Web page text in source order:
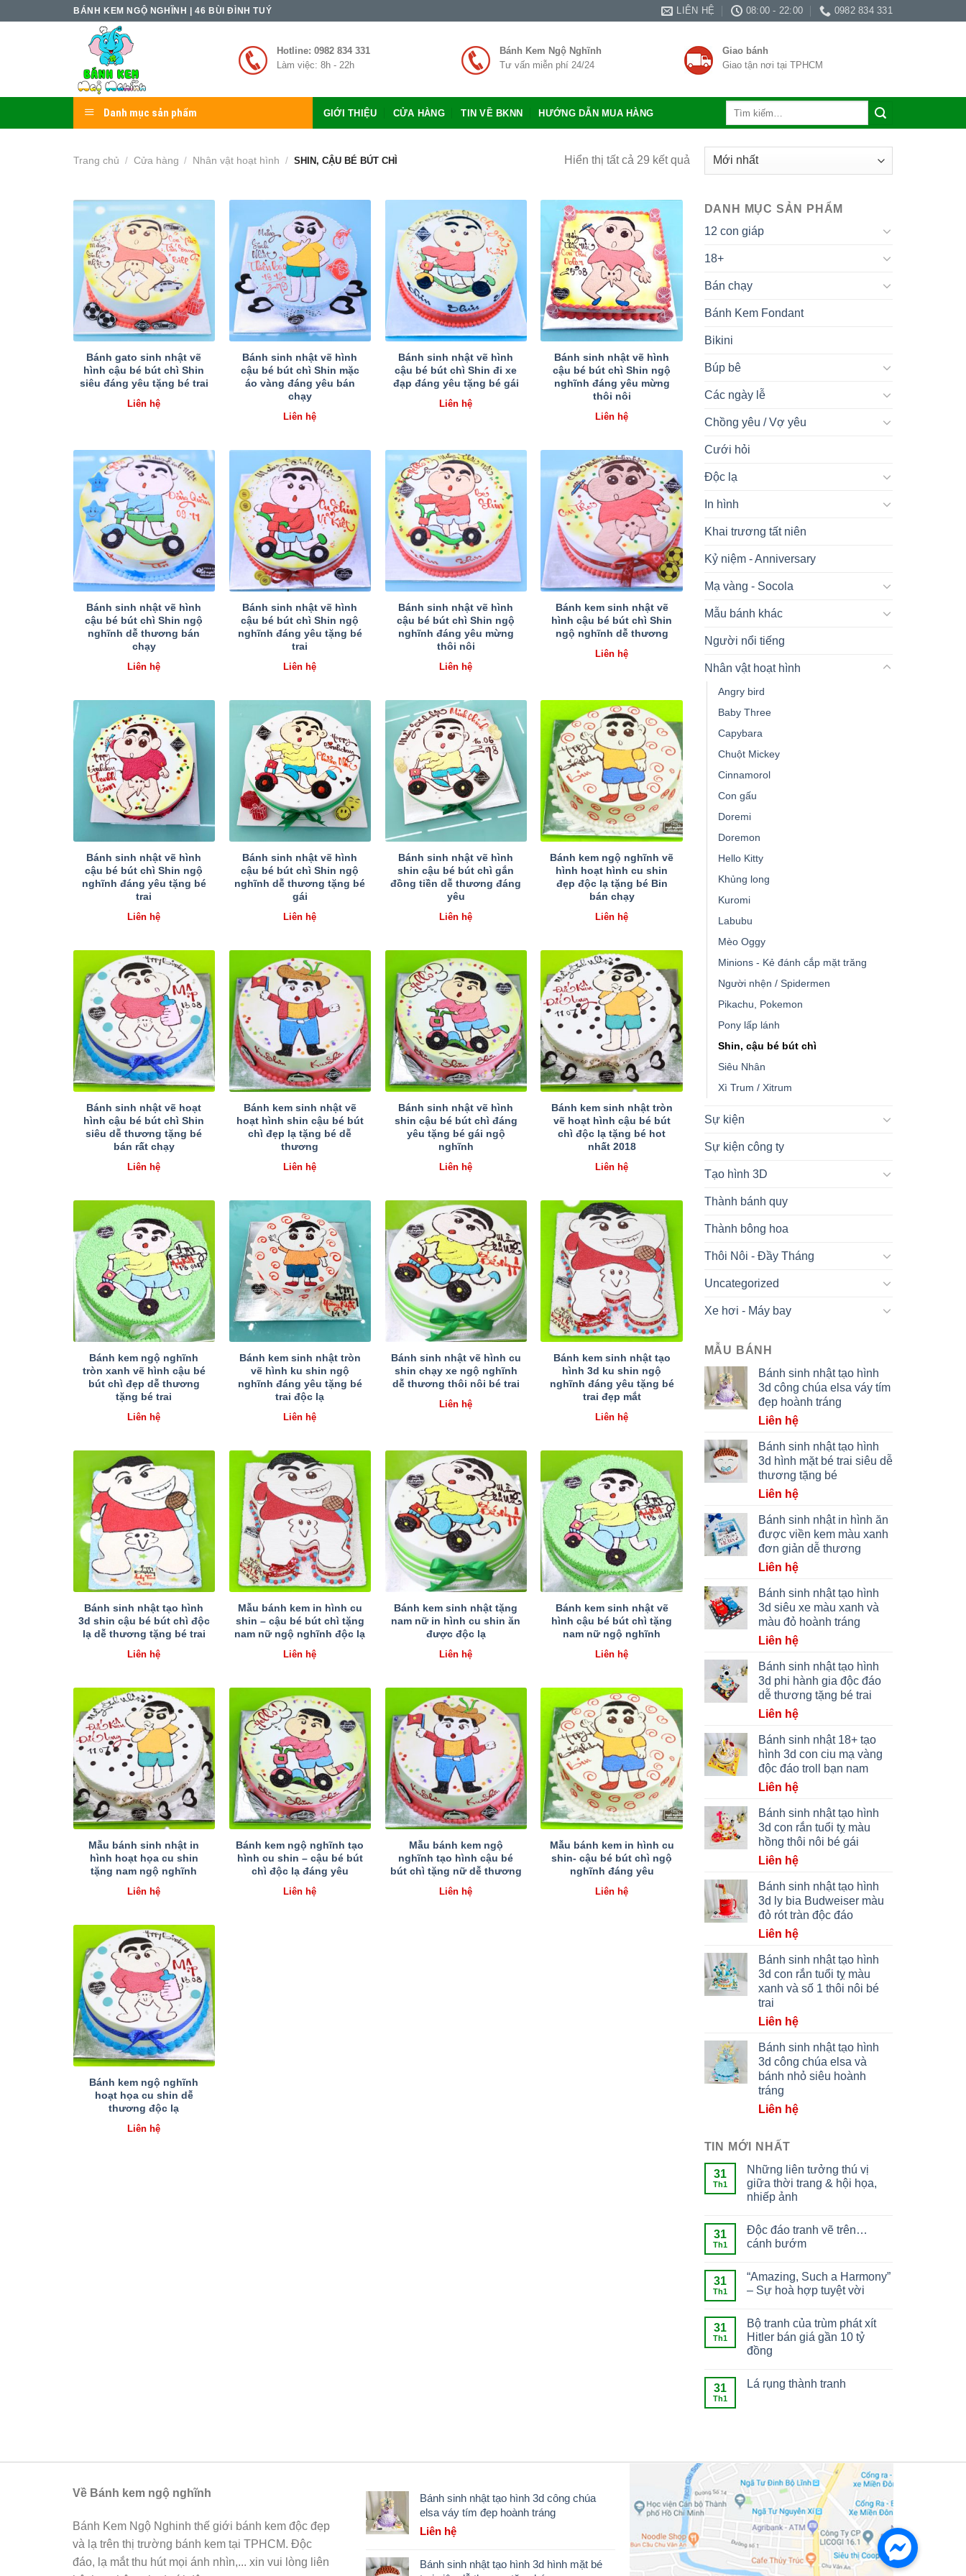
BÁNH KEM NGỘ NGHĨNH | 46 BÙI ĐÌNH TUÝ LIÊN HỆ 08:00 - 22:00 0982 834 331
Hotline: 0982 834 331
Làm việc: 8h - 22h
Bánh Kem Ngộ Nghĩnh
Tư vấn miễn phí 24/24
Giao bánh
Giao tận nơi tại TPHCM
Danh mục sản phẩm GIỚI THIỆU CỬA HÀNG TIN VỀ BKNN HƯỚNG DẪN MUA HÀNG
Trang chủ / Cửa hàng / Nhân vật hoạt hình / SHIN, CẬU BÉ BÚT CHÌ Hiển thị tất cả 29 kết quả
Bánh gato sinh nhật vẽ
hình cậu bé bút chì Shin
siêu đáng yêu tặng bé trai
Liên hệ
Bánh sinh nhật vẽ hình
cậu bé bút chì Shin mặc
áo vàng đáng yêu bán
chạy
Liên hệ
Bánh sinh nhật vẽ hình
cậu bé bút chì Shin đi xe
đạp đáng yêu tặng bé gái
Liên hệ
Bánh sinh nhật vẽ hình
cậu bé bút chì Shin ngộ
nghĩnh đáng yêu mừng
thôi nôi
Liên hệ
Bánh sinh nhật vẽ hình
cậu bé bút chì Shin ngộ
nghĩnh dễ thương bán
chạy
Liên hệ
Bánh sinh nhật vẽ hình
cậu bé bút chì Shin ngộ
nghĩnh đáng yêu tặng bé
trai
Liên hệ
Bánh sinh nhật vẽ hình
cậu bé bút chì Shin ngộ
nghĩnh đáng yêu mừng
thôi nôi
Liên hệ
Bánh kem sinh nhật vẽ
hình cậu bé bút chì Shin
ngộ nghĩnh dễ thương
Liên hệ
Bánh sinh nhật vẽ hình
cậu bé bút chì Shin ngộ
nghĩnh đáng yêu tặng bé
trai
Liên hệ
Bánh sinh nhật vẽ hình
cậu bé bút chì Shin ngộ
nghĩnh dễ thương tặng bé
gái
Liên hệ
Bánh sinh nhật vẽ hình
shin cậu bé bút chì gắn
đồng tiền dễ thương đáng
yêu
Liên hệ
Bánh kem ngộ nghĩnh vẽ
hình hoạt hình cu shin
đẹp độc lạ tặng bé Bin
bán chạy
Liên hệ
Bánh sinh nhật vẽ hoạt
hình cậu bé bút chì Shin
siêu dễ thương tặng bé
bán rất chạy
Liên hệ
Bánh kem sinh nhật vẽ
hoạt hình shin cậu bé bút
chì đẹp lạ tặng bé dễ
thương
Liên hệ
Bánh sinh nhật vẽ hình
shin cậu bé bút chì đáng
yêu tặng bé gái ngộ
nghĩnh
Liên hệ
Bánh kem sinh nhật tròn
vẽ hoạt hình cậu bé bút
chì độc lạ tặng bé hot
nhất 2018
Liên hệ
Bánh kem ngộ nghĩnh
tròn xanh vẽ hình cậu bé
bút chì đẹp dễ thương
tặng bé trai
Liên hệ
Bánh kem sinh nhật tròn
vẽ hình ku shin ngộ
nghĩnh đáng yêu tặng bé
trai độc lạ
Liên hệ
Bánh sinh nhật vẽ hình cu
shin chạy xe ngộ nghĩnh
dễ thương thôi nôi bé trai
Liên hệ
Bánh kem sinh nhật tạo
hình 3d ku shin ngộ
nghĩnh đáng yêu tặng bé
trai đẹp mắt
Liên hệ
Bánh sinh nhật tạo hình
3d shin cậu bé bút chì độc
lạ dễ thương tặng bé trai
Liên hệ
Mẫu bánh kem in hình cu
shin – cậu bé bút chì tặng
nam nữ ngộ nghĩnh độc lạ
Liên hệ
Bánh kem sinh nhật tặng
nam nữ in hình cu shin ăn
được độc lạ
Liên hệ
Bánh kem sinh nhật vẽ
hình cậu bé bút chì tặng
nam nữ ngộ nghĩnh
Liên hệ
Mẫu bánh sinh nhật in
hình hoạt họa cu shin
tặng nam ngộ nghĩnh
Liên hệ
Bánh kem ngộ nghĩnh tạo
hình cu shin – cậu bé bút
chì độc lạ đáng yêu
Liên hệ
Mẫu bánh kem ngộ
nghĩnh tạo hình cậu bé
bút chì tặng nữ dễ thương
Liên hệ
Mẫu bánh kem in hình cu
shin- cậu bé bút chì ngộ
nghĩnh đáng yêu
Liên hệ
Bánh kem ngộ nghĩnh
hoạt họa cu shin dễ
thương độc lạ
Liên hệ
DANH MỤC SẢN PHẨM
12 con giáp
18+
Bán chạy
Bánh Kem Fondant
Bikini
Búp bê
Các ngày lễ
Chồng yêu / Vợ yêu
Cưới hỏi
Độc lạ
In hình
Khai trương tất niên
Kỷ niệm - Anniversary
Mạ vàng - Socola
Mẫu bánh khác
Người nổi tiếng
Nhân vật hoạt hình
Angry bird
Baby Three
Capybara
Chuột Mickey
Cinnamorol
Con gấu
Doremi
Doremon
Hello Kitty
Khủng long
Kuromi
Labubu
Mèo Oggy
Minions - Kẻ đánh cắp mặt trăng
Người nhện / Spidermen
Pikachu, Pokemon
Pony lấp lánh
Shin, cậu bé bút chì
Siêu Nhân
Xì Trum / Xitrum
Sự kiện
Sự kiện công ty
Tạo hình 3D
Thành bánh quy
Thành bông hoa
Thôi Nôi - Đầy Tháng
Uncategorized
Xe hơi - Máy bay
MẪU BÁNH
Bánh sinh nhật tạo hình
3d công chúa elsa váy tím
đẹp hoành tráng
Liên hệ
Bánh sinh nhật tạo hình
3d hình mặt bé trai siêu dễ
thương tặng bé
Liên hệ
Bánh sinh nhật in hình ăn
được viền kem màu xanh
đơn giản dễ thương
Liên hệ
Bánh sinh nhật tạo hình
3d siêu xe màu xanh và
màu đỏ hoành tráng
Liên hệ
Bánh sinh nhật tạo hình
3d phi hành gia độc đáo
dễ thương tặng bé trai
Liên hệ
Bánh sinh nhật 18+ tạo
hình 3d con ciu mạ vàng
độc đáo troll bạn nam
Liên hệ
Bánh sinh nhật tạo hình
3d con rắn tuổi tỵ màu
hồng thôi nôi bé gái
Liên hệ
Bánh sinh nhật tạo hình
3d ly bia Budweiser màu
đỏ rót tràn độc đáo
Liên hệ
Bánh sinh nhật tạo hình
3d con rắn tuổi tỵ màu
xanh và số 1 thôi nôi bé
trai
Liên hệ
Bánh sinh nhật tạo hình
3d công chúa elsa và
bánh nhỏ siêu hoành
tráng
Liên hệ
TIN MỚI NHẤT
31
Th1
Những liên tưởng thú vị
giữa thời trang & hội họa,
nhiếp ảnh
31
Th1
Độc đáo tranh vẽ trên…
cánh bướm
31
Th1
“Amazing, Such a Harmony”
– Sự hoà hợp tuyệt vời
31
Th1
Bộ tranh của trùm phát xít
Hitler bán giá gần 10 tỷ
đồng
31
Th1
Lá rụng thành tranh
Về Bánh kem ngộ nghĩnh
Bánh Kem Ngộ Nghinh thế giới bánh kem độc đẹp
và lạ trên thị trường bánh kem tại TPHCM. Độc
đáo, lạ mắt thu hút mọi ánh nhìn,... xin vui lòng liên
Bánh sinh nhật tạo hình 3d công chúa
elsa váy tím đẹp hoành tráng
Liên hệ
Bánh sinh nhật tạo hình 3d hình mặt bé